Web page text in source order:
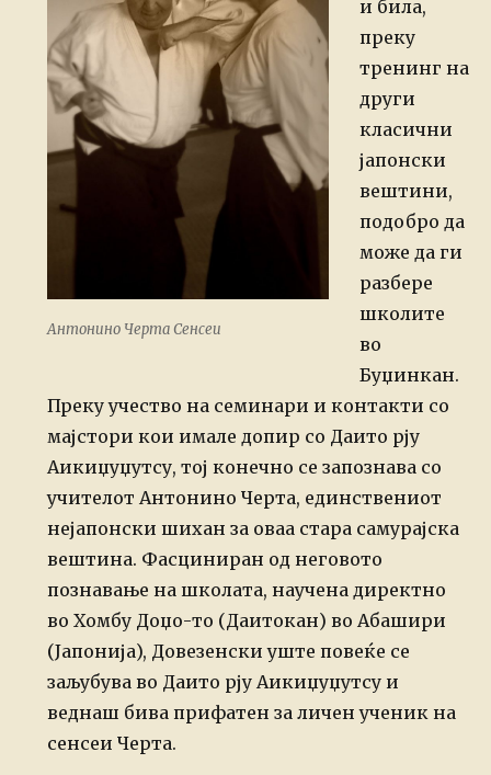
Антонино Черта Сенсеи
и била,
преку
тренинг на
други
класични
јапонски
вештини,
подобро да
може да ги
разбере
школите
во
Буџинкан.
Преку учество на семинари и контакти со
мајстори кои имале допир со Даито рју
Аикиџуџутсу, тој конечно се запознава со
учителот Антонино Черта, единствениот
нејапонски шихан за оваа стара самурајска
вештина. Фасциниран од неговото
познавање на школата, научена директно
во Хомбу Доџо-то (Даитокан) во Абашири
(Јапонија), Довезенски уште повеќе се
заљубува во Даито рју Аикиџуџутсу и
веднаш бива прифатен за личен ученик на
сенсеи Черта.